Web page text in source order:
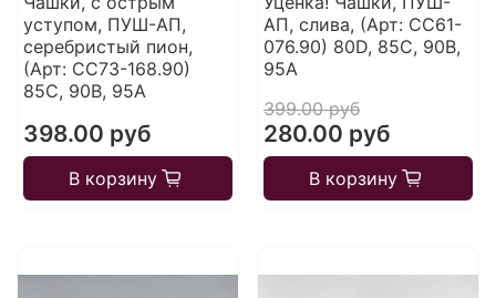
уступом, ПУШ-АП,
серебристый пион,
(Арт: CC73-168.90)
85С, 90B, 95A
398.00 руб
В корзину
АП, слива, (Арт: CC61-
076.90) 80D, 85C, 90B,
95A
399.00 руб
280.00 руб
В корзину